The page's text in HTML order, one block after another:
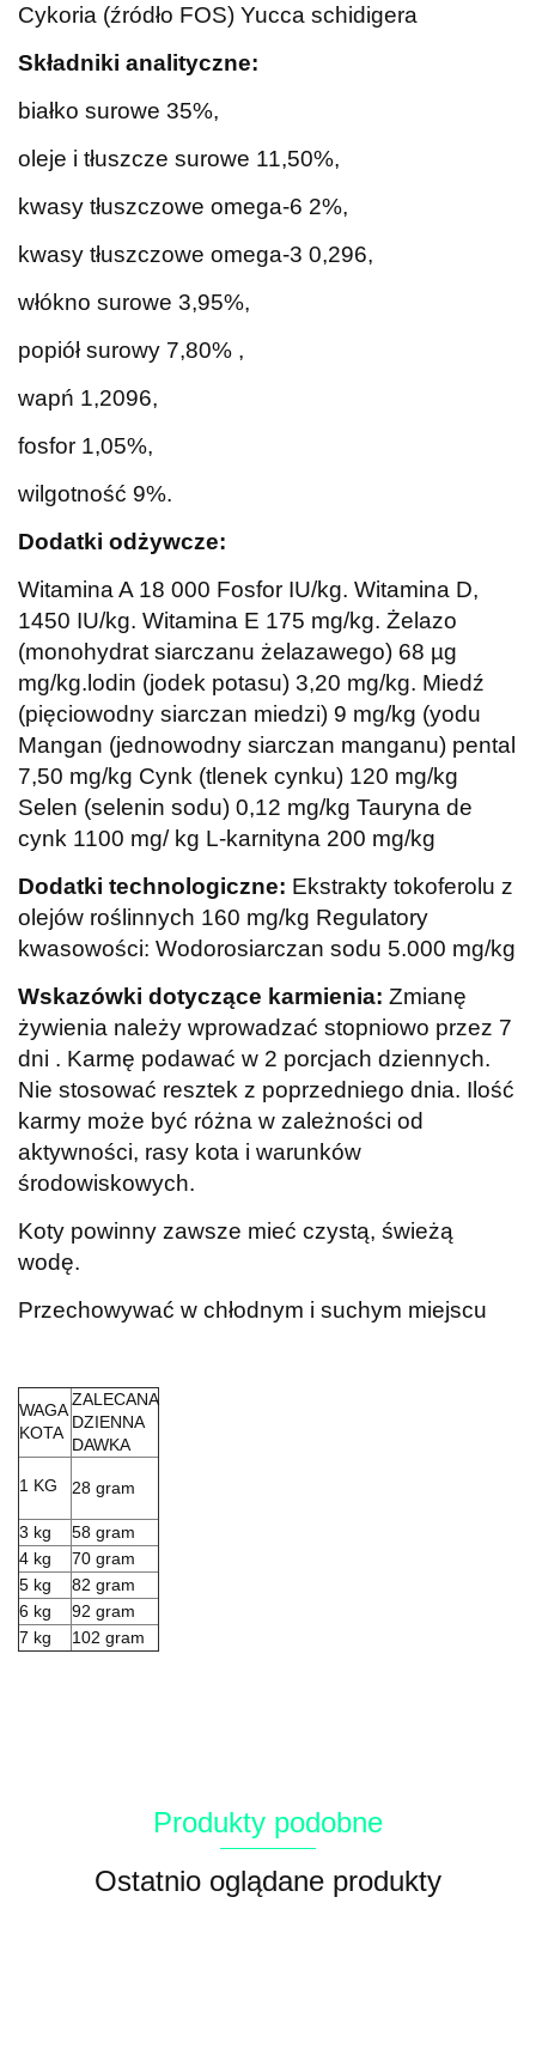
Cykoria (źródło FOS) Yucca schidigera
Składniki analityczne:
białko surowe 35%,
oleje i tłuszcze surowe 11,50%,
kwasy tłuszczowe omega-6 2%,
kwasy tłuszczowe omega-3 0,296,
włókno surowe 3,95%,
popiół surowy 7,80% ,
wapń 1,2096,
fosfor 1,05%,
wilgotność 9%.
Dodatki odżywcze:
Witamina A 18 000 Fosfor IU/kg. Witamina D,
1450 IU/kg. Witamina E 175 mg/kg. Żelazo
(monohydrat siarczanu żelazawego) 68 µg
mg/kg.lodin (jodek potasu) 3,20 mg/kg. Miedź
(pięciowodny siarczan miedzi) 9 mg/kg (yodu
Mangan (jednowodny siarczan manganu) pental
7,50 mg/kg Cynk (tlenek cynku) 120 mg/kg
Selen (selenin sodu) 0,12 mg/kg Tauryna de
cynk 1100 mg/ kg L-karnityna 200 mg/kg
Dodatki technologiczne: Ekstrakty tokoferolu z
olejów roślinnych 160 mg/kg Regulatory
kwasowości: Wodorosiarczan sodu 5.000 mg/kg
Wskazówki dotyczące karmienia: Zmianę
żywienia należy wprowadzać stopniowo przez 7
dni . Karmę podawać w 2 porcjach dziennych.
Nie stosować resztek z poprzedniego dnia. Ilość
karmy może być różna w zależności od
aktywności, rasy kota i warunków
środowiskowych.
Koty powinny zawsze mieć czystą, świeżą
wodę.
Przechowywać w chłodnym i suchym miejscu
WAGA
KOTA
ZALECANA
DZIENNA
DAWKA
1 KG 28 gram
3 kg
58 gram
4 kg
70 gram
5 kg
82 gram
6 kg
92 gram
7 kg
102 gram
Produkty podobne
Ostatnio oglądane produkty